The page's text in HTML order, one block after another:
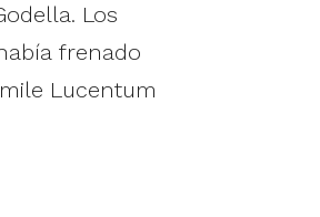
Los
frenado
Lucentum